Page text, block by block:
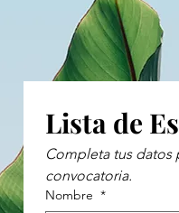
Lista de
Completa tus datos
convocatoria.
Nombre *